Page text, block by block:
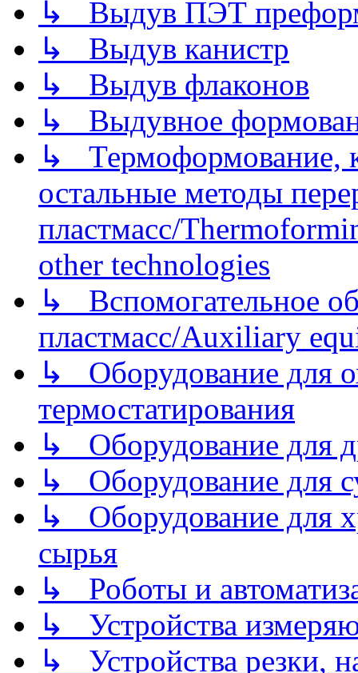
↳ Выдув ПЭТ
↳ Выдув канистр
↳ Выдув флаконов
↳ Выдувное
↳ Термоформование,
остальные методы
пластмасс/
other technologies
↳ Вспомогательное
пластмасс/Auxiliary
↳ Оборудование для
термостатирования
↳ Оборудование для
↳ Оборудование для
↳ Оборудование для
сырья
↳ Роботы и
↳ Устройства
↳ Устройства резки,